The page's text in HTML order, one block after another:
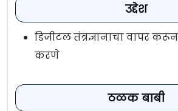
उद्देश
डिजीटल तंत्रज्ञानाचा वापर
करणे
ठळक बाबी